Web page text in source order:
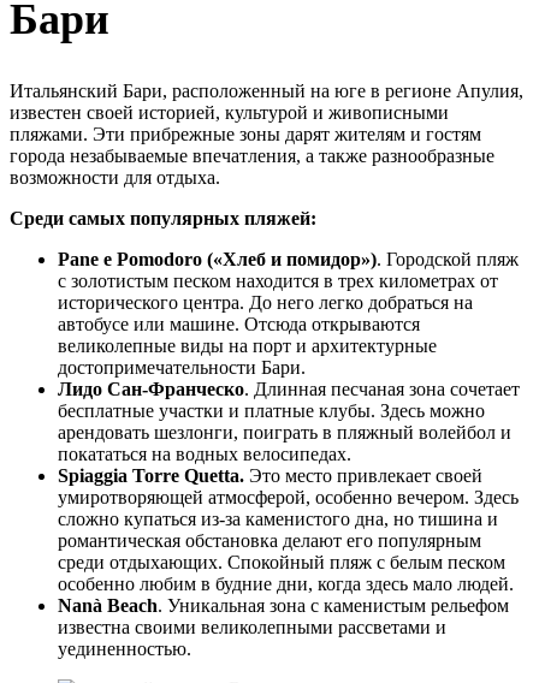
Бари
Итальянский Бари, расположенный на юге в регионе Апулия,
известен своей историей, культурой и живописными
пляжами. Эти прибрежные зоны дарят жителям и гостям
города незабываемые впечатления, а также разнообразные
возможности для отдыха.
Среди самых популярных пляжей:
Pane e Pomodoro («Хлеб и помидор»). Городской пляж
с золотистым песком находится в трех километрах от
исторического центра. До него легко добраться на
автобусе или машине. Отсюда открываются
великолепные виды на порт и архитектурные
достопримечательности Бари.
Лидо Сан-Франческо. Длинная песчаная зона сочетает
бесплатные участки и платные клубы. Здесь можно
арендовать шезлонги, поиграть в пляжный волейбол и
покататься на водных велосипедах.
Spiaggia Torre Quetta. Это место привлекает своей
умиротворяющей атмосферой, особенно вечером. Здесь
сложно купаться из-за каменистого дна, но тишина и
романтическая обстановка делают его популярным
среди отдыхающих. Спокойный пляж с белым песком
особенно любим в будние дни, когда здесь мало людей.
Nanà Beach. Уникальная зона с каменистым рельефом
известна своими великолепными рассветами и
уединенностью.